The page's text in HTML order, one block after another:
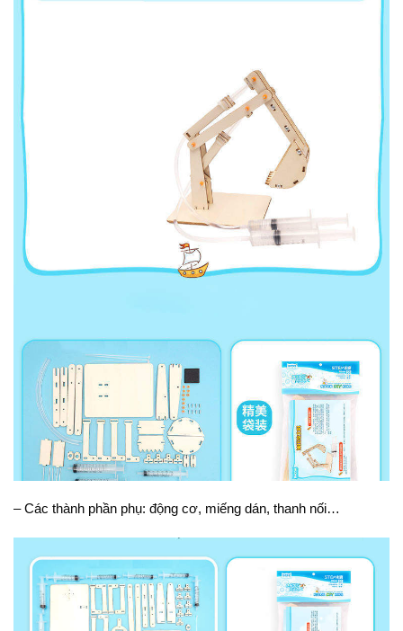
– Các thành phần phụ: động cơ, miếng dán, thanh nối…